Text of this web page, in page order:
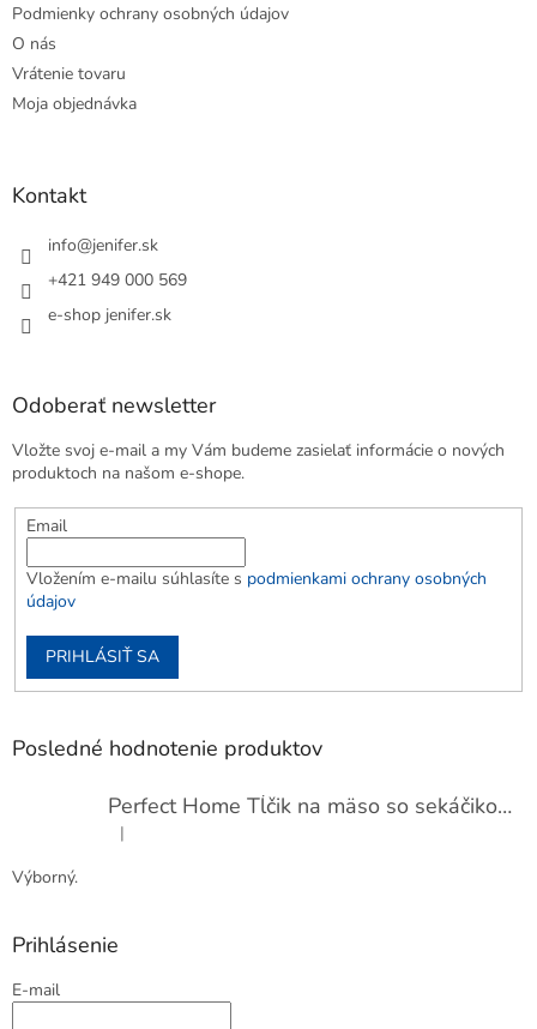
Podmienky ochrany osobných údajov
O nás
Vrátenie tovaru
Moja objednávka
Kontakt
info@jenifer.sk
+421 949 000 569
e-shop jenifer.sk
Odoberať newsletter
Vložte svoj e-mail a my Vám budeme zasielať informácie o nových
produktoch na našom e-shope.
Email
Vložením e-mailu súhlasíte s podmienkami ochrany osobných
údajov
PRIHLÁSIŤ SA
Posledné hodnotenie produktov
Perfect Home Tĺčik na mäso so sekáčikom, 56893
Hodnotenie produktu je 5 z 5 hviezdičiek.
|
Výborný.
Prihlásenie
E-mail